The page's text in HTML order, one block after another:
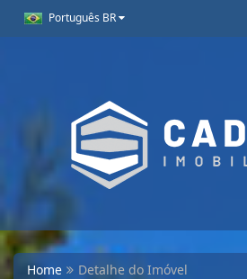
Português BR
Home Detalhe do Imóvel